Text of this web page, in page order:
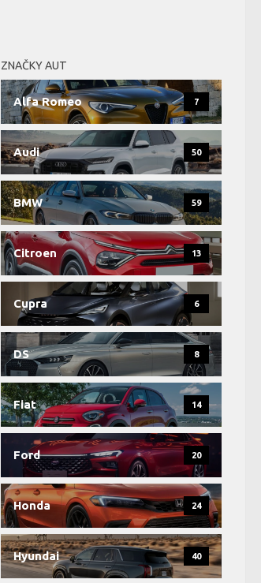
ZNAČKY AUT
Alfa Romeo 7
Audi 50
BMW 59
Citroen 13
Cupra 6
DS 8
Fiat 14
Ford 20
Honda 24
Hyundai 40